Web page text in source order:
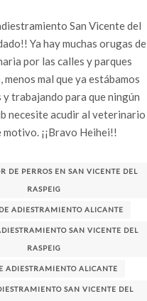
San Vicente del
Ya hay muchas orugas de
por las calles y parques
menos mal que ya estábamos
y trabajando para que ningún
necesite acudir al veterinario
motivo. ¡¡Bravo Heihei!!
DE PERROS EN SAN VICENTE DEL
RASPEIG
ADIESTRAMIENTO ALICANTE
SAN VICENTE DEL
RASPEIG
ADIESTRAMIENTO ALICANTE
SAN VICENTE DEL